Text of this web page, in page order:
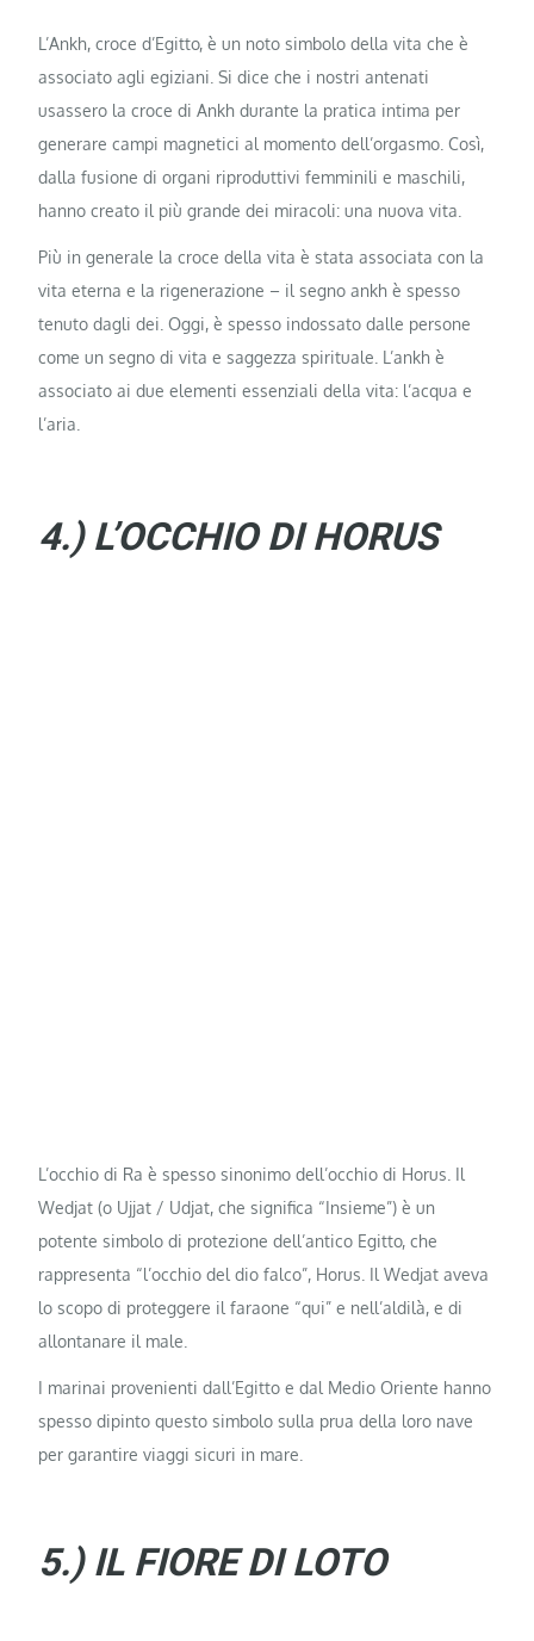
L’Ankh, croce d’Egitto, è un noto simbolo della vita che è
associato agli egiziani. Si dice che i nostri antenati
usassero la croce di Ankh durante la pratica intima per
generare campi magnetici al momento dell’orgasmo. Così,
dalla fusione di organi riproduttivi femminili e maschili,
hanno creato il più grande dei miracoli: una nuova vita.
Più in generale la croce della vita è stata associata con la
vita eterna e la rigenerazione – il segno ankh è spesso
tenuto dagli dei. Oggi, è spesso indossato dalle persone
come un segno di vita e saggezza spirituale. L’ankh è
associato ai due elementi essenziali della vita: l’acqua e
l’aria.
4.) L’OCCHIO DI HORUS
L’occhio di Ra è spesso sinonimo dell’occhio di Horus. Il
Wedjat (o Ujjat / Udjat, che significa “Insieme”) è un
potente simbolo di protezione dell’antico Egitto, che
rappresenta “l’occhio del dio falco”, Horus. Il Wedjat aveva
lo scopo di proteggere il faraone “qui” e nell’aldilà, e di
allontanare il male.
I marinai provenienti dall’Egitto e dal Medio Oriente hanno
spesso dipinto questo simbolo sulla prua della loro nave
per garantire viaggi sicuri in mare.
5.) IL FIORE DI LOTO